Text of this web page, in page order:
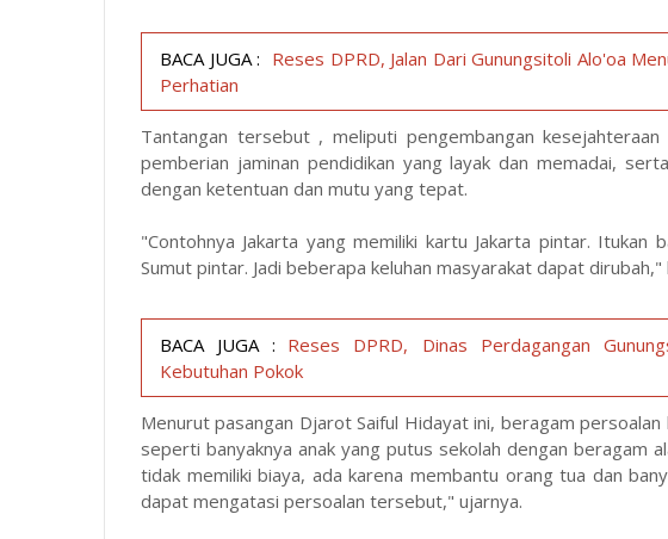
BACA JUGA : Reses DPRD, Jalan Dari Gunungsitoli Alo'oa
Perhatian
Tantangan tersebut , meliputi pengembangan
pemberian jaminan pendidikan yang layak dan memadai,
dengan ketentuan dan mutu yang tepat.
"Contohnya Jakarta yang memiliki kartu Jakarta pintar. Itukan
Sumut pintar. Jadi beberapa keluhan masyarakat dapat dirubah,"
BACA JUGA : Reses DPRD, Dinas Perdagangan
Kebutuhan Pokok
Menurut pasangan Djarot Saiful Hidayat ini, beragam
seperti banyaknya anak yang putus sekolah dengan beragam
tidak memiliki biaya, ada karena membantu orang tua dan
dapat mengatasi persoalan tersebut," ujarnya.